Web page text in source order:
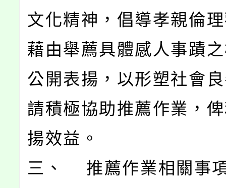
文化精神，倡導孝親倫
藉由舉薦具體感人事蹟
公開表揚，以形塑社會
請積極協助推薦作業，
揚效益。
三、 推薦作業相關事